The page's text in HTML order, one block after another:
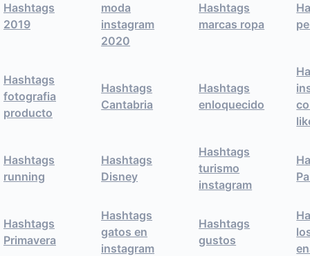
Hashtags
2019
moda
instagram
2020
Hashtags
marcas ropa
Hashtags
fotografia
producto
Hashtags
Cantabria
Hashtags
enloquecido
Hashtags
running
Hashtags
Disney
Hashtags
turismo
instagram
Hashtags
Primavera
Hashtags
gatos en
instagram
Hashtags
gustos